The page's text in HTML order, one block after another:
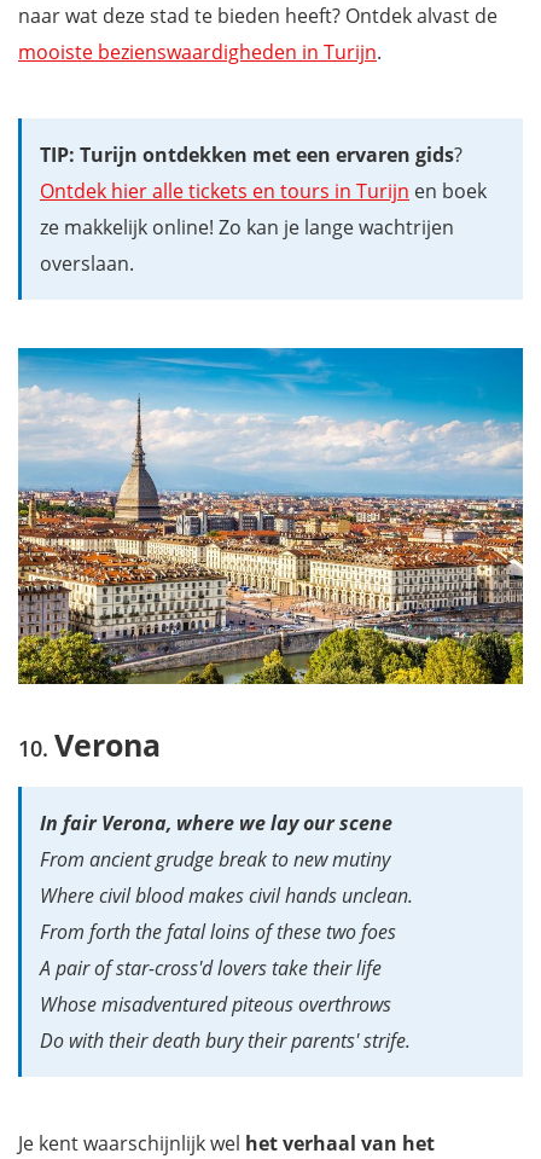
naar wat deze stad te bieden heeft? Ontdek alvast de
mooiste bezienswaardigheden in Turijn.
TIP: Turijn ontdekken met een ervaren gids?
Ontdek hier alle tickets en tours in Turijn en boek
ze makkelijk online! Zo kan je lange wachtrijen
overslaan.
Verona
In fair Verona, where we lay our scene
From ancient grudge break to new mutiny
Where civil blood makes civil hands unclean.
From forth the fatal loins of these two foes
A pair of star-cross'd lovers take their life
Whose misadventured piteous overthrows
Do with their death bury their parents' strife.
Je kent waarschijnlijk wel het verhaal van het